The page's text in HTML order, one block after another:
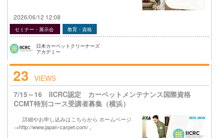
2026/06/12 12:08
セミナー・展示会 教育・資格
日本カーペットクリーナーズ
アカデミー
23 VIEWS
7/15～16 IICRC認定 カーペットメンテナンス国際資格
CCMT特別コース受講者募集（横浜）
詳細やお申し込みはこちらから ホームページ
→http://www.japan-carpet.com/ 。